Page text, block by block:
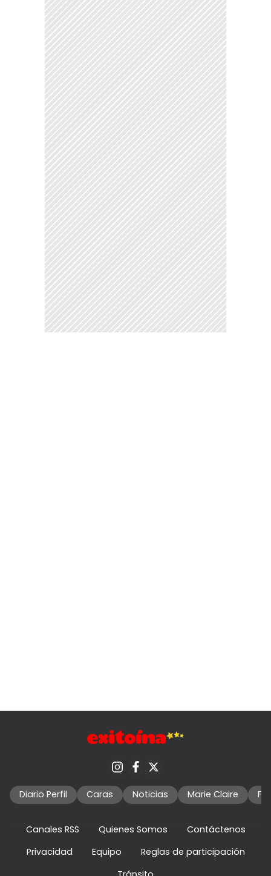
Diario Perfil Caras Noticias Marie Claire
Canales RSS Quienes Somos
Contáctenos
Privacidad
Equipo
Reglas de participación